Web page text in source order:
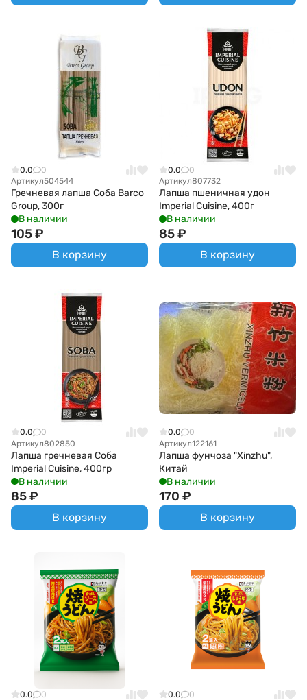
0.0
0
Артикул504544
Гречневая лапша Соба Barco
Group, 300г
В наличии
105₽
В корзину
0.0
0
Артикул807732
Лапша пшеничная удон
Imperial Cuisine, 400г
В наличии
85₽
В корзину
0.0
0
Артикул802850
Лапша гречневая Соба
Imperial Cuisine, 400гр
В наличии
85₽
В корзину
0.0
0
Артикул122161
Лапша фунчоза "Xinzhu",
Китай
В наличии
170 ₽
В корзину
0.0
0
0.0
0